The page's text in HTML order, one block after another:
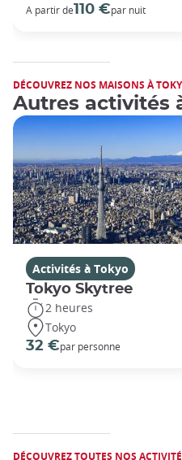
A partir de110 €par nuit
DÉCOUVREZ NOS MAISONS À
Autres activités
Activités à Tokyo
Tokyo Skytree
2 heures
Tokyo
32 €par personne
DÉCOUVREZ TOUTES NOS